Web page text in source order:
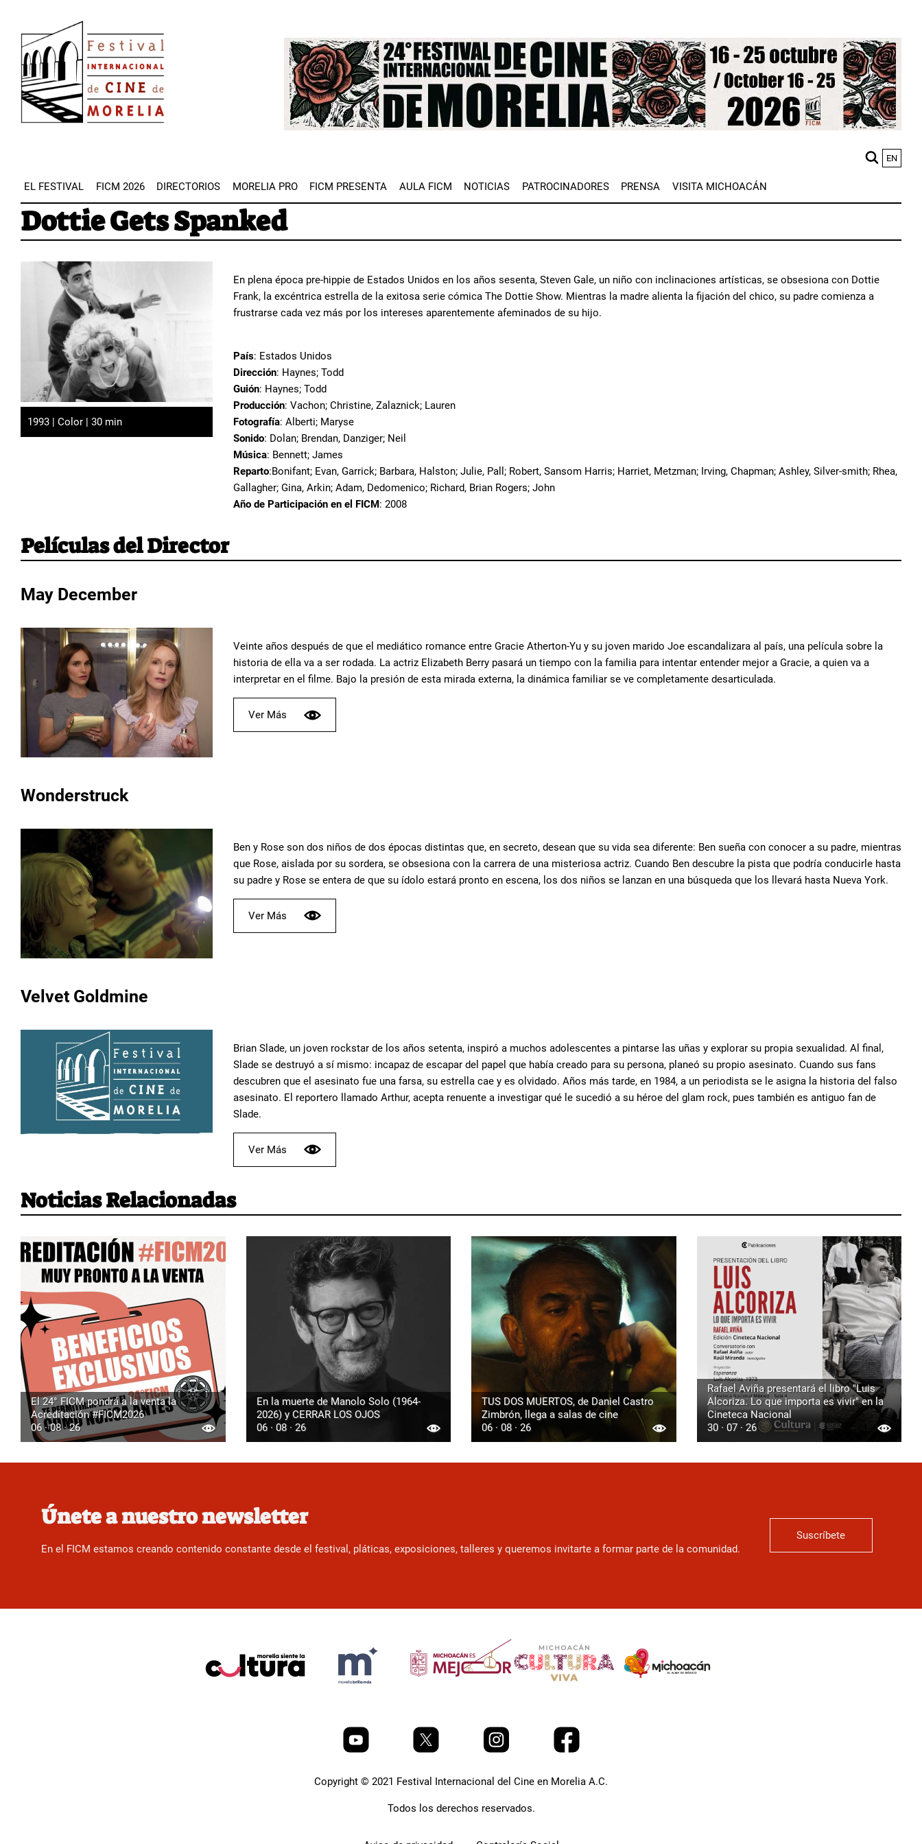
contenido
principal
Image
EN
EL FESTIVAL FICM 2026 DIRECTORIOS MORELIA PRO FICM PRESENTA AULA FICM NOTICIAS PATROCINADORES PRENSA VISITA MICHOACÁN
Dottie Gets Spanked
1993 | Color | 30 min
En plena época pre-hippie de Estados Unidos en los años sesenta, Steven Gale, un niño con inclinaciones artísticas, se obsesiona con Dottie
Frank, la excéntrica estrella de la exitosa serie cómica The Dottie Show. Mientras la madre alienta la fijación del chico, su padre comienza a
frustrarse cada vez más por los intereses aparentemente afeminados de su hijo.
País: Estados Unidos
Dirección: Haynes; Todd
Guión: Haynes; Todd
Producción: Vachon; Christine, Zalaznick; Lauren
Fotografía: Alberti; Maryse
Sonido: Dolan; Brendan, Danziger; Neil
Música: Bennett; James
Reparto:Bonifant; Evan, Garrick; Barbara, Halston; Julie, Pall; Robert, Sansom Harris; Harriet, Metzman; Irving, Chapman; Ashley, Silver-smith; Rhea,
Gallagher; Gina, Arkin; Adam, Dedomenico; Richard, Brian Rogers; John
Año de Participación en el FICM: 2008
Películas del Director
May December
Veinte años después de que el mediático romance entre Gracie Atherton-Yu y su joven marido Joe escandalizara al país, una película sobre la
historia de ella va a ser rodada. La actriz Elizabeth Berry pasará un tiempo con la familia para intentar entender mejor a Gracie, a quien va a
interpretar en el filme. Bajo la presión de esta mirada externa, la dinámica familiar se ve completamente desarticulada.
Ver Más
Wonderstruck
Ben y Rose son dos niños de dos épocas distintas que, en secreto, desean que su vida sea diferente: Ben sueña con conocer a su padre, mientras
que Rose, aislada por su sordera, se obsesiona con la carrera de una misteriosa actriz. Cuando Ben descubre la pista que podría conducirle hasta
su padre y Rose se entera de que su ídolo estará pronto en escena, los dos niños se lanzan en una búsqueda que los llevará hasta Nueva York.
Ver Más
Velvet Goldmine
Brian Slade, un joven rockstar de los años setenta, inspiró a muchos adolescentes a pintarse las uñas y explorar su propia sexualidad. Al final,
Slade se destruyó a sí mismo: incapaz de escapar del papel que había creado para su persona, planeó su propio asesinato. Cuando sus fans
descubren que el asesinato fue una farsa, su estrella cae y es olvidado. Años más tarde, en 1984, a un periodista se le asigna la historia del falso
asesinato. El reportero llamado Arthur, acepta renuente a investigar qué le sucedió a su héroe del glam rock, pues también es antiguo fan de
Slade.
Ver Más
Noticias Relacionadas
El 24° FICM pondrá a la venta la
Acreditación #FICM2026
06 · 08 · 26
En la muerte de Manolo Solo (1964-
2026) y CERRAR LOS OJOS
06 · 08 · 26
TUS DOS MUERTOS, de Daniel Castro
Zimbrón, llega a salas de cine
06 · 08 · 26
Rafael Aviña presentará el libro "Luis
Alcoriza. Lo que importa es vivir" en la
Cineteca Nacional
30 · 07 · 26
Únete a nuestro newsletter
En el FICM estamos creando contenido constante desde el festival, pláticas, exposiciones, talleres y queremos invitarte a formar parte de la comunidad.
Suscríbete
Copyright © 2021 Festival Internacional del Cine en Morelia A.C.
Todos los derechos reservados.